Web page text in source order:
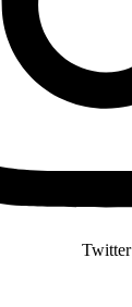
Twitter